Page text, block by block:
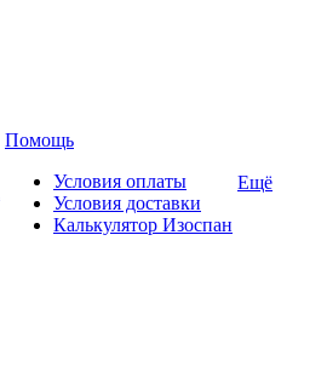
Помощь
Условия оплаты
Условия доставки
Калькулятор Изоспан
Ещё